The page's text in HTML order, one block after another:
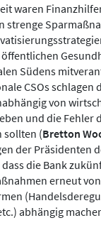
waren
strenge
Südens
CSOs schlagen
von
und die Fehler
sollten (Bretton
der Präsidenten
die Bank
erneut
abhängig